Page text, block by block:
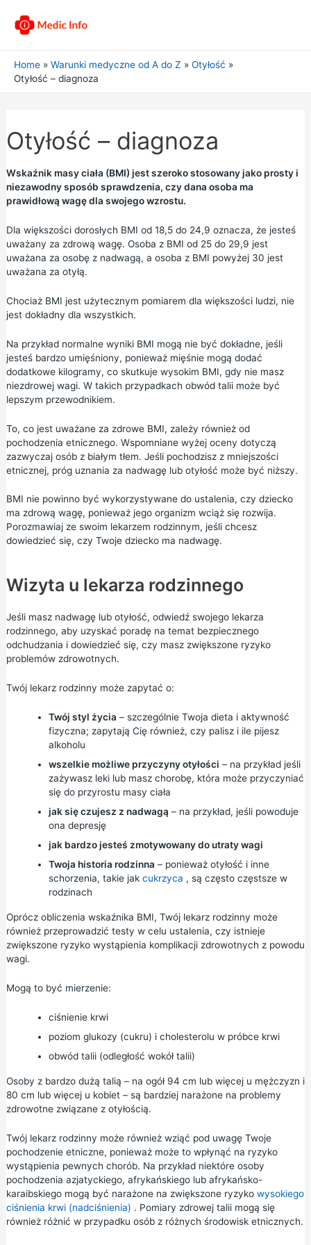
Home Warunki medyczne od A do Z
Otyłość
Otyłość – diagnoza
Otyłość – diagnoza
Wskaźnik masy ciała (BMI) jest szeroko stosowany jako prosty i
niezawodny sposób sprawdzenia, czy dana osoba ma
prawidłową wagę dla swojego wzrostu.
Dla większości dorosłych BMI od 18,5 do 24,9 oznacza, że jesteś
uważany za zdrową wagę. Osoba z BMI od 25 do 29,9 jest
uważana za osobę z nadwagą, a osoba z BMI powyżej 30 jest
uważana za otyłą.
Chociaż BMI jest użytecznym pomiarem dla większości ludzi, nie
jest dokładny dla wszystkich.
Na przykład normalne wyniki BMI mogą nie być dokładne, jeśli
jesteś bardzo umięśniony, ponieważ mięśnie mogą dodać
dodatkowe kilogramy, co skutkuje wysokim BMI, gdy nie masz
niezdrowej wagi. W takich przypadkach obwód talii może być
lepszym przewodnikiem.
To, co jest uważane za zdrowe BMI, zależy również od
pochodzenia etnicznego. Wspomniane wyżej oceny dotyczą
zazwyczaj osób z białym tłem. Jeśli pochodzisz z mniejszości
etnicznej, próg uznania za nadwagę lub otyłość może być niższy.
BMI nie powinno być wykorzystywane do ustalenia, czy dziecko
ma zdrową wagę, ponieważ jego organizm wciąż się rozwija.
Porozmawiaj ze swoim lekarzem rodzinnym, jeśli chcesz
dowiedzieć się, czy Twoje dziecko ma nadwagę.
Wizyta u lekarza rodzinnego
Jeśli masz nadwagę lub otyłość, odwiedź swojego lekarza
rodzinnego, aby uzyskać poradę na temat bezpiecznego
odchudzania i dowiedzieć się, czy masz zwiększone ryzyko
problemów zdrowotnych.
Twój lekarz rodzinny może zapytać o:
Twój styl życia – szczególnie Twoja dieta i aktywność
fizyczna; zapytają Cię również, czy palisz i ile pijesz
alkoholu
wszelkie możliwe przyczyny otyłości – na przykład jeśli
zażywasz leki lub masz chorobę, która może przyczyniać
się do przyrostu masy ciała
jak się czujesz z nadwagą – na przykład, jeśli powoduje
ona depresję
jak bardzo jesteś zmotywowany do utraty wagi
Twoja historia rodzinna – ponieważ otyłość i inne
schorzenia, takie jak cukrzyca , są często częstsze w
rodzinach
Oprócz obliczenia wskaźnika BMI, Twój lekarz rodzinny może
również przeprowadzić testy w celu ustalenia, czy istnieje
zwiększone ryzyko wystąpienia komplikacji zdrowotnych z powodu
wagi.
Mogą to być mierzenie:
ciśnienie krwi
poziom glukozy (cukru) i cholesterolu w próbce krwi
obwód talii (odległość wokół talii)
Osoby z bardzo dużą talią – na ogół 94 cm lub więcej u mężczyzn i
80 cm lub więcej u kobiet – są bardziej narażone na problemy
zdrowotne związane z otyłością.
Twój lekarz rodzinny może również wziąć pod uwagę Twoje
pochodzenie etniczne, ponieważ może to wpłynąć na ryzyko
wystąpienia pewnych chorób. Na przykład niektóre osoby
pochodzenia azjatyckiego, afrykańskiego lub afrykańsko-
karaibskiego mogą być narażone na zwiększone ryzyko wysokiego
ciśnienia krwi (nadciśnienia) . Pomiary zdrowej talii mogą się
również różnić w przypadku osób z różnych środowisk etnicznych.